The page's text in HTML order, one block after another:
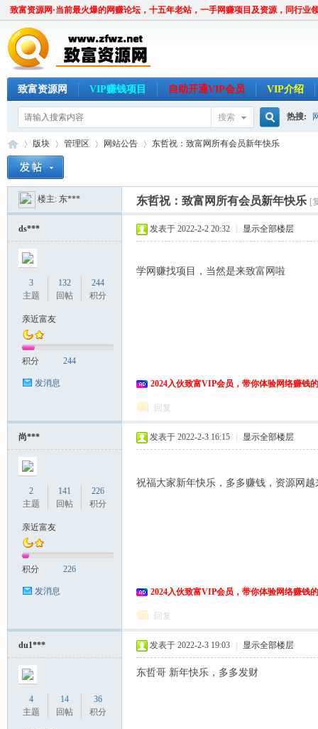
致富资源网·当前最火爆的网赚论坛，十五年老站，一手网赚项目及资源，同行业
致富资源网 VIP赚钱项目 自助开通VIP会员 VIP介绍
搜索
搜
索
热搜:
源
»
版块
›
管理区 网站公告
›
东哲祝：致富网所有会员新年快乐
楼主: 东*** 东哲祝：致富网所有会员新年快乐 [
ds***
3
主题
132
回帖
244
积分
亲近富友
积分 244
发消息
发表于 2022-2-2 20:32 显示全部楼层
学网赚找项目，当然是来致富网啦
2024入伙致富VIP会员，带你体验网络赚钱
回复
尚***
2
主题
141
回帖
226
积分
亲近富友
积分 226
发消息
发表于 2022-2-3 16:15 显示全部楼层
祝福大家新年快乐，多多赚钱，资源网越
2024入伙致富VIP会员，带你体验网络赚钱
回复
du1***
4
主题
14
回帖
36
积分
发表于 2022-2-3 19:03 显示全部楼层
东哲哥 新年快乐，多多发财